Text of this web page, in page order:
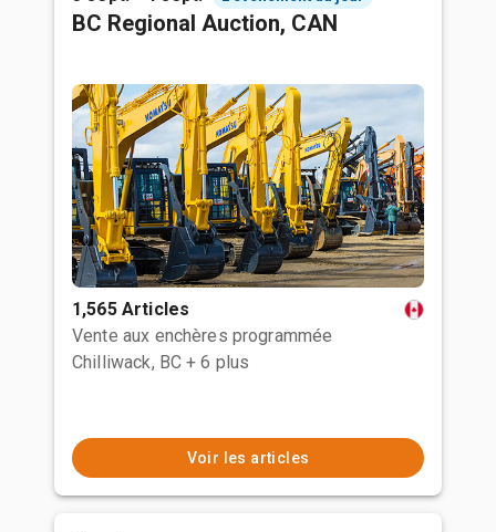
BC Regional Auction, CAN
1,565 Articles
Vente aux enchères programmée
Chilliwack, BC + 6 plus
Voir les articles